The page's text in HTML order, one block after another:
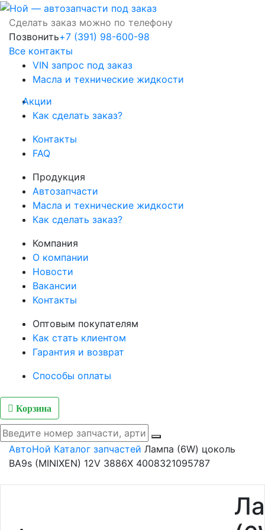
Сделать заказ можно по телефону
Позвонить+7 (391) 98-600-98
Все контакты
VIN запрос под заказ
Масла и технические жидкости
Акции
Как сделать заказ?
Контакты
FAQ
Продукция
Автозапчасти
Масла и технические жидкости
Как сделать заказ?
Компания
О компании
Новости
Вакансии
Контакты
Оптовым покупателям
Как стать клиентом
Гарантия и возврат
Способы оплаты
Корзина
АвтоНой Каталог запчастей Лампа (6W) цоколь
BA9s (MINIXEN) 12V 3886X 4008321095787